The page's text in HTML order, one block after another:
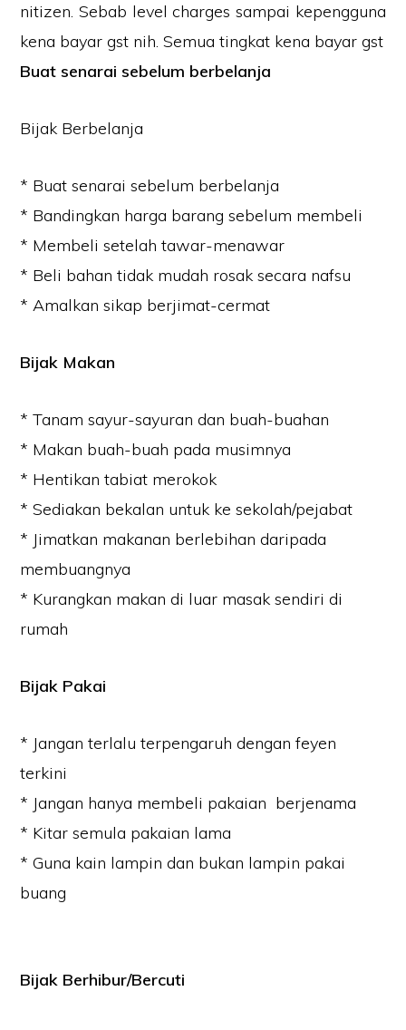
nitizen. Sebab level charges sampai kepengguna
kena bayar gst nih. Semua tingkat kena bayar gst
Buat senarai sebelum berbelanja
Bijak Berbelanja
* Buat senarai sebelum berbelanja
* Bandingkan harga barang sebelum membeli
* Membeli setelah tawar-menawar
* Beli bahan tidak mudah rosak secara nafsu
* Amalkan sikap berjimat-cermat
Bijak Makan
* Tanam sayur-sayuran dan buah-buahan
* Makan buah-buah pada musimnya
* Hentikan tabiat merokok
* Sediakan bekalan untuk ke sekolah/pejabat
* Jimatkan makanan berlebihan daripada
membuangnya
* Kurangkan makan di luar masak sendiri di
rumah
Bijak Pakai
* Jangan terlalu terpengaruh dengan feyen
terkini
* Jangan hanya membeli pakaian berjenama
* Kitar semula pakaian lama
* Guna kain lampin dan bukan lampin pakai
buang
Bijak Berhibur/Bercuti